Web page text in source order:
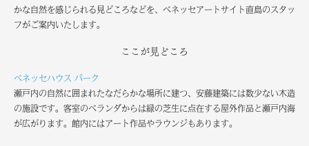
かな自然を感じられる見どころなどを、ベネッセアートサイト直島のスタッ
フがご案内いたします。
ここが見どころ
ベネッセハウス パーク
瀬戸内の自然に囲まれたなだらかな場所に建つ、安藤建築には数少ない木造
の施設です。客室のベランダからは緑の芝生に点在する屋外作品と瀬戸内海
が広がります。館内にはアート作品やラウンジもあります。